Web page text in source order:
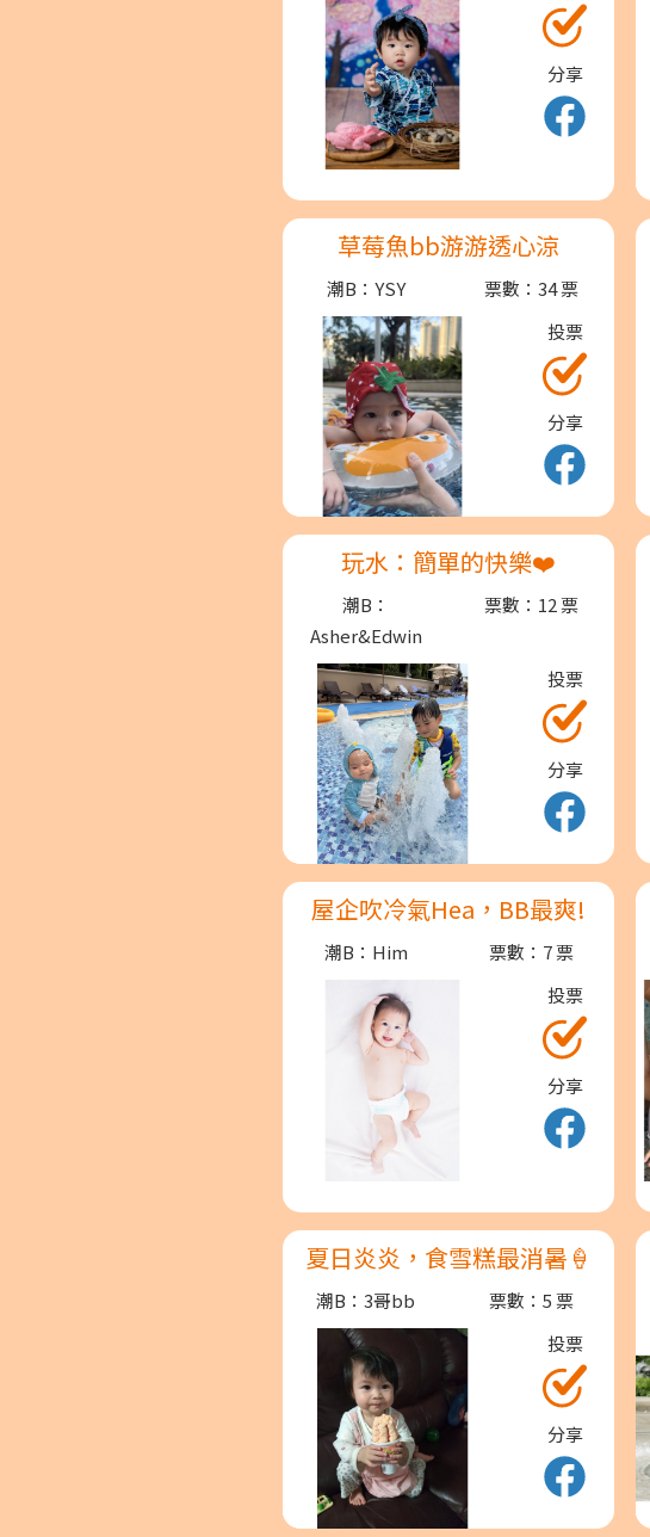
分享
草莓魚bb游游透心涼
潮B：YSY
票數：34 票
投票
分享
玩水：簡單的快樂❤️
潮B：
Asher&Edwin
票數：12 票
投票
分享
屋企吹冷氣Hea，BB最爽!
潮B：Him
票數：7 票
投票
分享
夏日炎炎，食雪糕最消暑🍦
潮B：3哥bb
票數：5 票
投票
分享